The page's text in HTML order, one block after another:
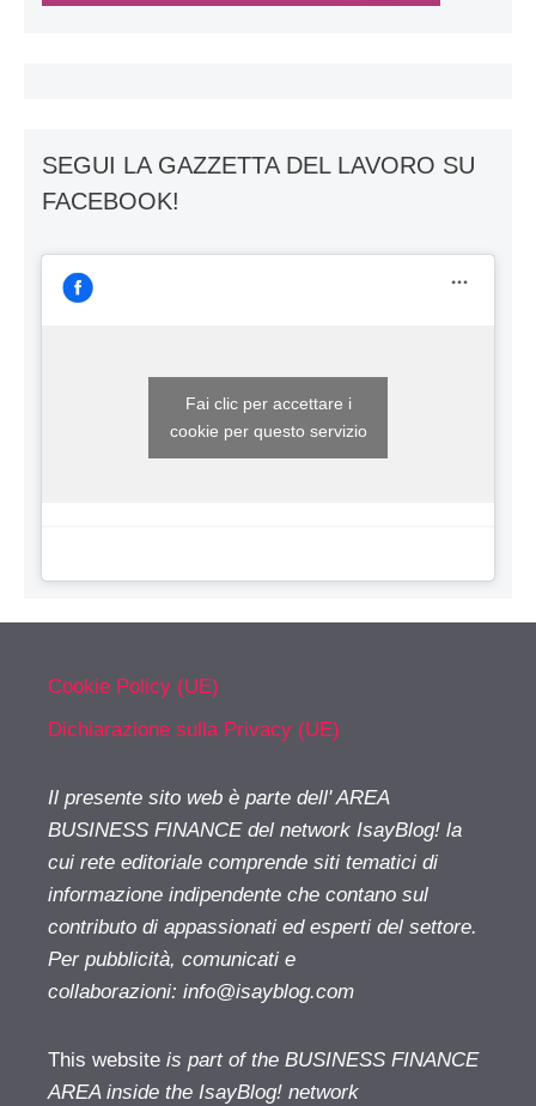
SEGUI LA GAZZETTA DEL LAVORO SU
FACEBOOK!
Fai clic per accettare i
cookie per questo servizio
Cookie Policy (UE)
Dichiarazione sulla Privacy (UE)
Il presente sito web è parte dell' AREA
BUSINESS FINANCE del network IsayBlog! la
cui rete editoriale comprende siti tematici di
informazione indipendente che contano sul
contributo di appassionati ed esperti del settore.
Per pubblicità, comunicati e
collaborazioni: info@isayblog.com
This website is part of the BUSINESS FINANCE
AREA inside the IsayBlog! network